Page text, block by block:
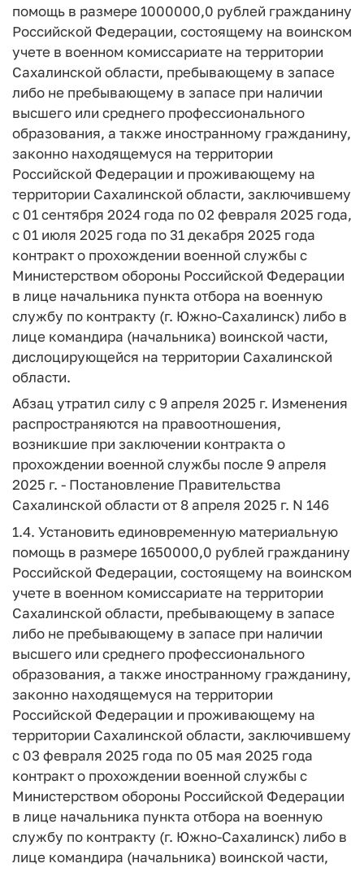
помощь в размере 1000000,0 рублей гражданину
Российской Федерации, состоящему на воинском
учете в военном комиссариате на территории
Сахалинской области, пребывающему в запасе
либо не пребывающему в запасе при наличии
высшего или среднего профессионального
образования, а также иностранному гражданину,
законно находящемуся на территории
Российской Федерации и проживающему на
территории Сахалинской области, заключившему
с 01 сентября 2024 года по 02 февраля 2025 года,
с 01 июля 2025 года по 31 декабря 2025 года
контракт о прохождении военной службы с
Министерством обороны Российской Федерации
в лице начальника пункта отбора на военную
службу по контракту (г. Южно-Сахалинск) либо в
лице командира (начальника) воинской части,
дислоцирующейся на территории Сахалинской
области.
Абзац утратил силу с 9 апреля 2025 г. Изменения
распространяются на правоотношения,
возникшие при заключении контракта о
прохождении военной службы после 9 апреля
2025 г. - Постановление Правительства
Сахалинской области от 8 апреля 2025 г. N 146
1.4. Установить единовременную материальную
помощь в размере 1650000,0 рублей гражданину
Российской Федерации, состоящему на воинском
учете в военном комиссариате на территории
Сахалинской области, пребывающему в запасе
либо не пребывающему в запасе при наличии
высшего или среднего профессионального
образования, а также иностранному гражданину,
законно находящемуся на территории
Российской Федерации и проживающему на
территории Сахалинской области, заключившему
с 03 февраля 2025 года по 05 мая 2025 года
контракт о прохождении военной службы с
Министерством обороны Российской Федерации
в лице начальника пункта отбора на военную
службу по контракту (г. Южно-Сахалинск) либо в
лице командира (начальника) воинской части,